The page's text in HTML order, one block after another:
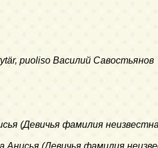
puoliso Василий Савостьянов
(Девичья фамилия
Анисья (Девичья фамилия